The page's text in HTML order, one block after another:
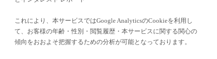
これにより、本サービスではGoogle AnalyticsのCookieを利用し
て、お客様の年齢・性別・閲覧履歴・本サービスに関する関心の
傾向をおおよそ把握するための分析が可能となっております。